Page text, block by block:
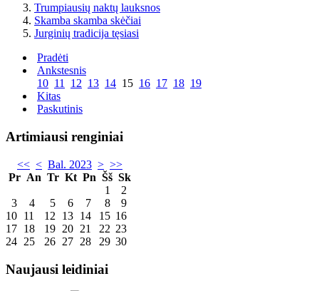
Trumpiausių naktų lauksnos
Skamba skamba skėčiai
Jurginių tradicija tęsiasi
Pradėti
Ankstesnis
10 11 12 13 14 15 16 17 18 19
Kitas
Paskutinis
Artimiausi renginiai
<< < Bal. 2023 > >>
Pr An Tr Kt Pn Šš Sk
1
2
3
4 5 6 7 8
9
10 11 12 13 14 15 16
17 18 19 20 21 22 23
24 25 26 27 28 29 30
Naujausi leidiniai